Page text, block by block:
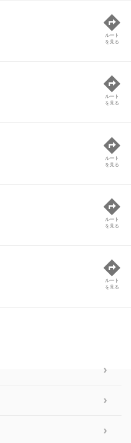
ルート
を見る
ルート
を見る
ルート
を見る
ルート
を見る
ルート
を見る